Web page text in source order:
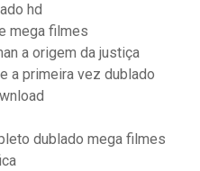
hd
mega filmes
a origem da justiça
a primeira vez dublado
dublado mega filmes